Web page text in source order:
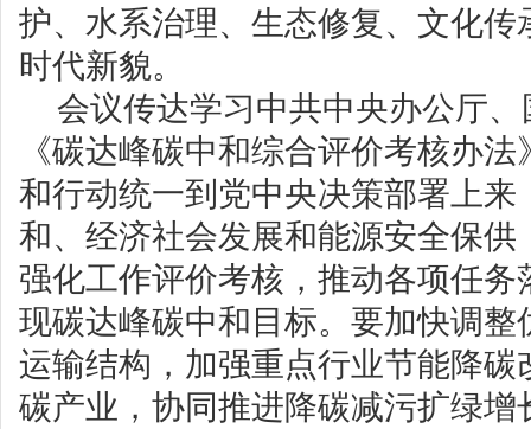
护、水系治理、生态修复、文化
时代新貌。
会议传达学习中共中央办公厅
《碳达峰碳中和综合评价考核办
和行动统一到党中央决策部署上
和、经济社会发展和能源安全保
强化工作评价考核，推动各项任
现碳达峰碳中和目标。要加快调
运输结构，加强重点行业节能降
碳产业，协同推进降碳减污扩绿